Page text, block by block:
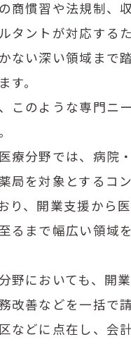
商慣習や法規制、
タントが対応する
ない深い領域まで
す。
このような専門ニ
療分野では、病院
局を対象とするコ
り、開業支援から
るまで幅広い領域
野においても、開
改善などを一括で
などに点在し、会